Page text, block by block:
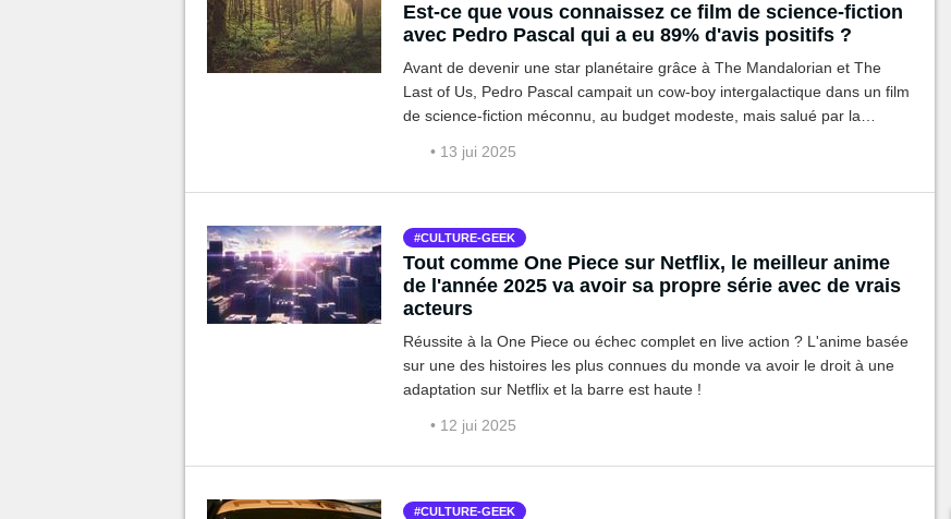
Est-ce que vous connaissez ce film de science-fiction
avec Pedro Pascal qui a eu 89% d'avis positifs ?
Avant de devenir une star planétaire grâce à The Mandalorian et The
Last of Us, Pedro Pascal campait un cow-boy intergalactique dans un film
de science-fiction méconnu, au budget modeste, mais salué par la
• 13 jui 2025
CULTURE-GEEK
Tout comme One Piece sur Netflix, le meilleur anime
de l'année 2025 va avoir sa propre série avec de vrais
acteurs
Réussite à la One Piece ou échec complet en live action ? L'anime basée
sur une des histoires les plus connues du monde va avoir le droit à une
adaptation sur Netflix et la barre est haute !
• 12 jui 2025
CULTURE-GEEK